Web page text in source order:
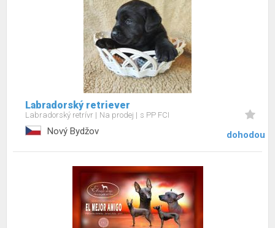
Labradorský retriever
Labradorský retrívr Na prodej s PP FCI
Nový Bydžov dohodou